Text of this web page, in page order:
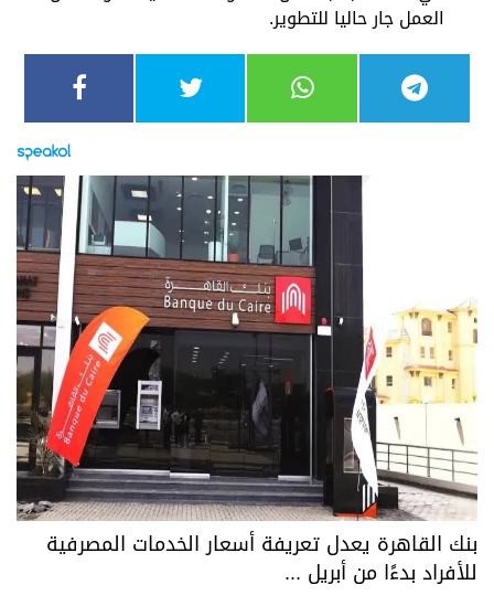
العمل جار حاليا للتطوير.
بنك القاهرة يعدل تعريفة أسعار الخدمات المصرفية
للأفراد بدءًا من أبريل ...